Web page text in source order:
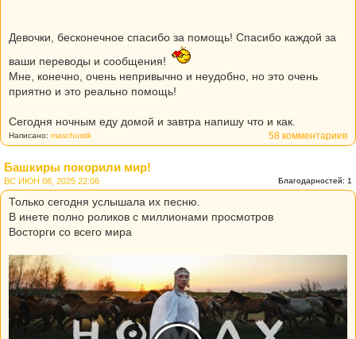
Девочки, бесконечное спасибо за помощь! Спасибо каждой за
ваши переводы и сообщения!
Мне, конечно, очень непривычно и неудобно, но это очень
приятно и это реально помощь!
Сегодня ночным еду домой и завтра напишу что и как.
58 комментариев
Написано: maschustik
Башкиры покорили мир!
Благодарностей: 1
ВС ИЮН 08, 2025 22:06
Только сегодня услышала их песню.
В инете полно роликов с миллионами просмотров
Восторги со всего мира